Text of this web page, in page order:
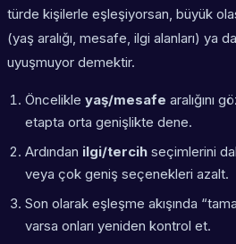
türde kişilerle eşleşiyorsan, büyük
(yaş aralığı, mesafe, ilgi alanları) ya
uyuşmuyor demektir.
Öncelikle yaş/mesafe aralığını
etapta orta genişlikte dene.
Ardından ilgi/tercih seçimlerini
veya çok geniş seçenekleri azalt.
Son olarak eşleşme akışında
varsa onları yeniden kontrol et.